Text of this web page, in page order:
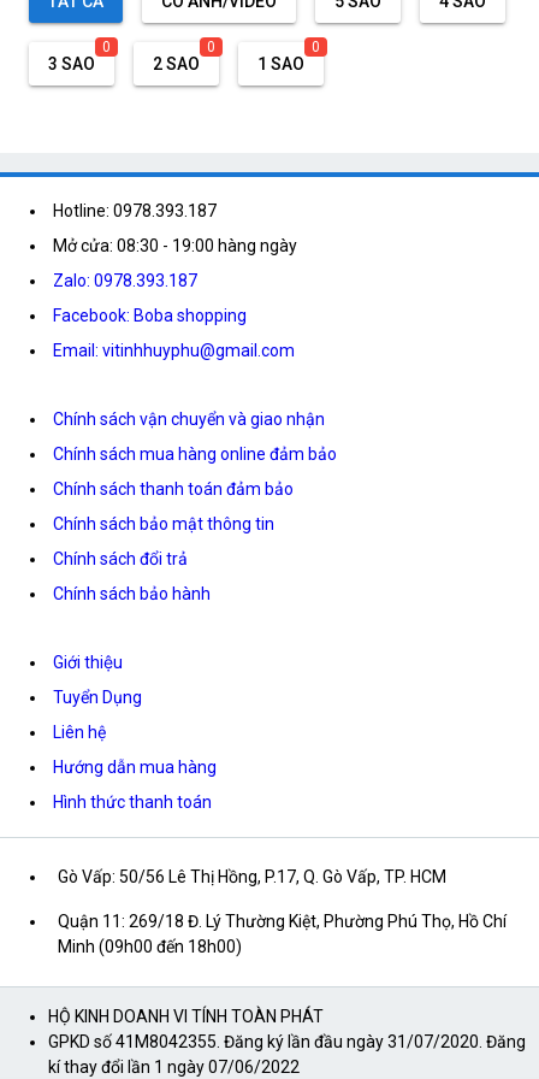
3 SAO
0
2 SAO
0
1 SAO
0
Hotline: 0978.393.187
Mở cửa: 08:30 - 19:00 hàng ngày
Zalo: 0978.393.187
Facebook: Boba shopping
Email: vitinhhuyphu@gmail.com
Chính sách vận chuyển và giao nhận
Chính sách mua hàng online đảm bảo
Chính sách thanh toán đảm bảo
Chính sách bảo mật thông tin
Chính sách đổi trả
Chính sách bảo hành
Giới thiệu
Tuyển Dụng
Liên hệ
Hướng dẫn mua hàng
Hình thức thanh toán
Gò Vấp: 50/56 Lê Thị Hồng, P.17, Q. Gò Vấp, TP. HCM
Quận 11: 269/18 Đ. Lý Thường Kiệt, Phường Phú Thọ, Hồ Chí
Minh (09h00 đến 18h00)
HỘ KINH DOANH VI TÍNH TOÀN PHÁT
GPKD số 41M8042355. Đăng ký lần đầu ngày 31/07/2020. Đăng
kí thay đổi lần 1 ngày 07/06/2022